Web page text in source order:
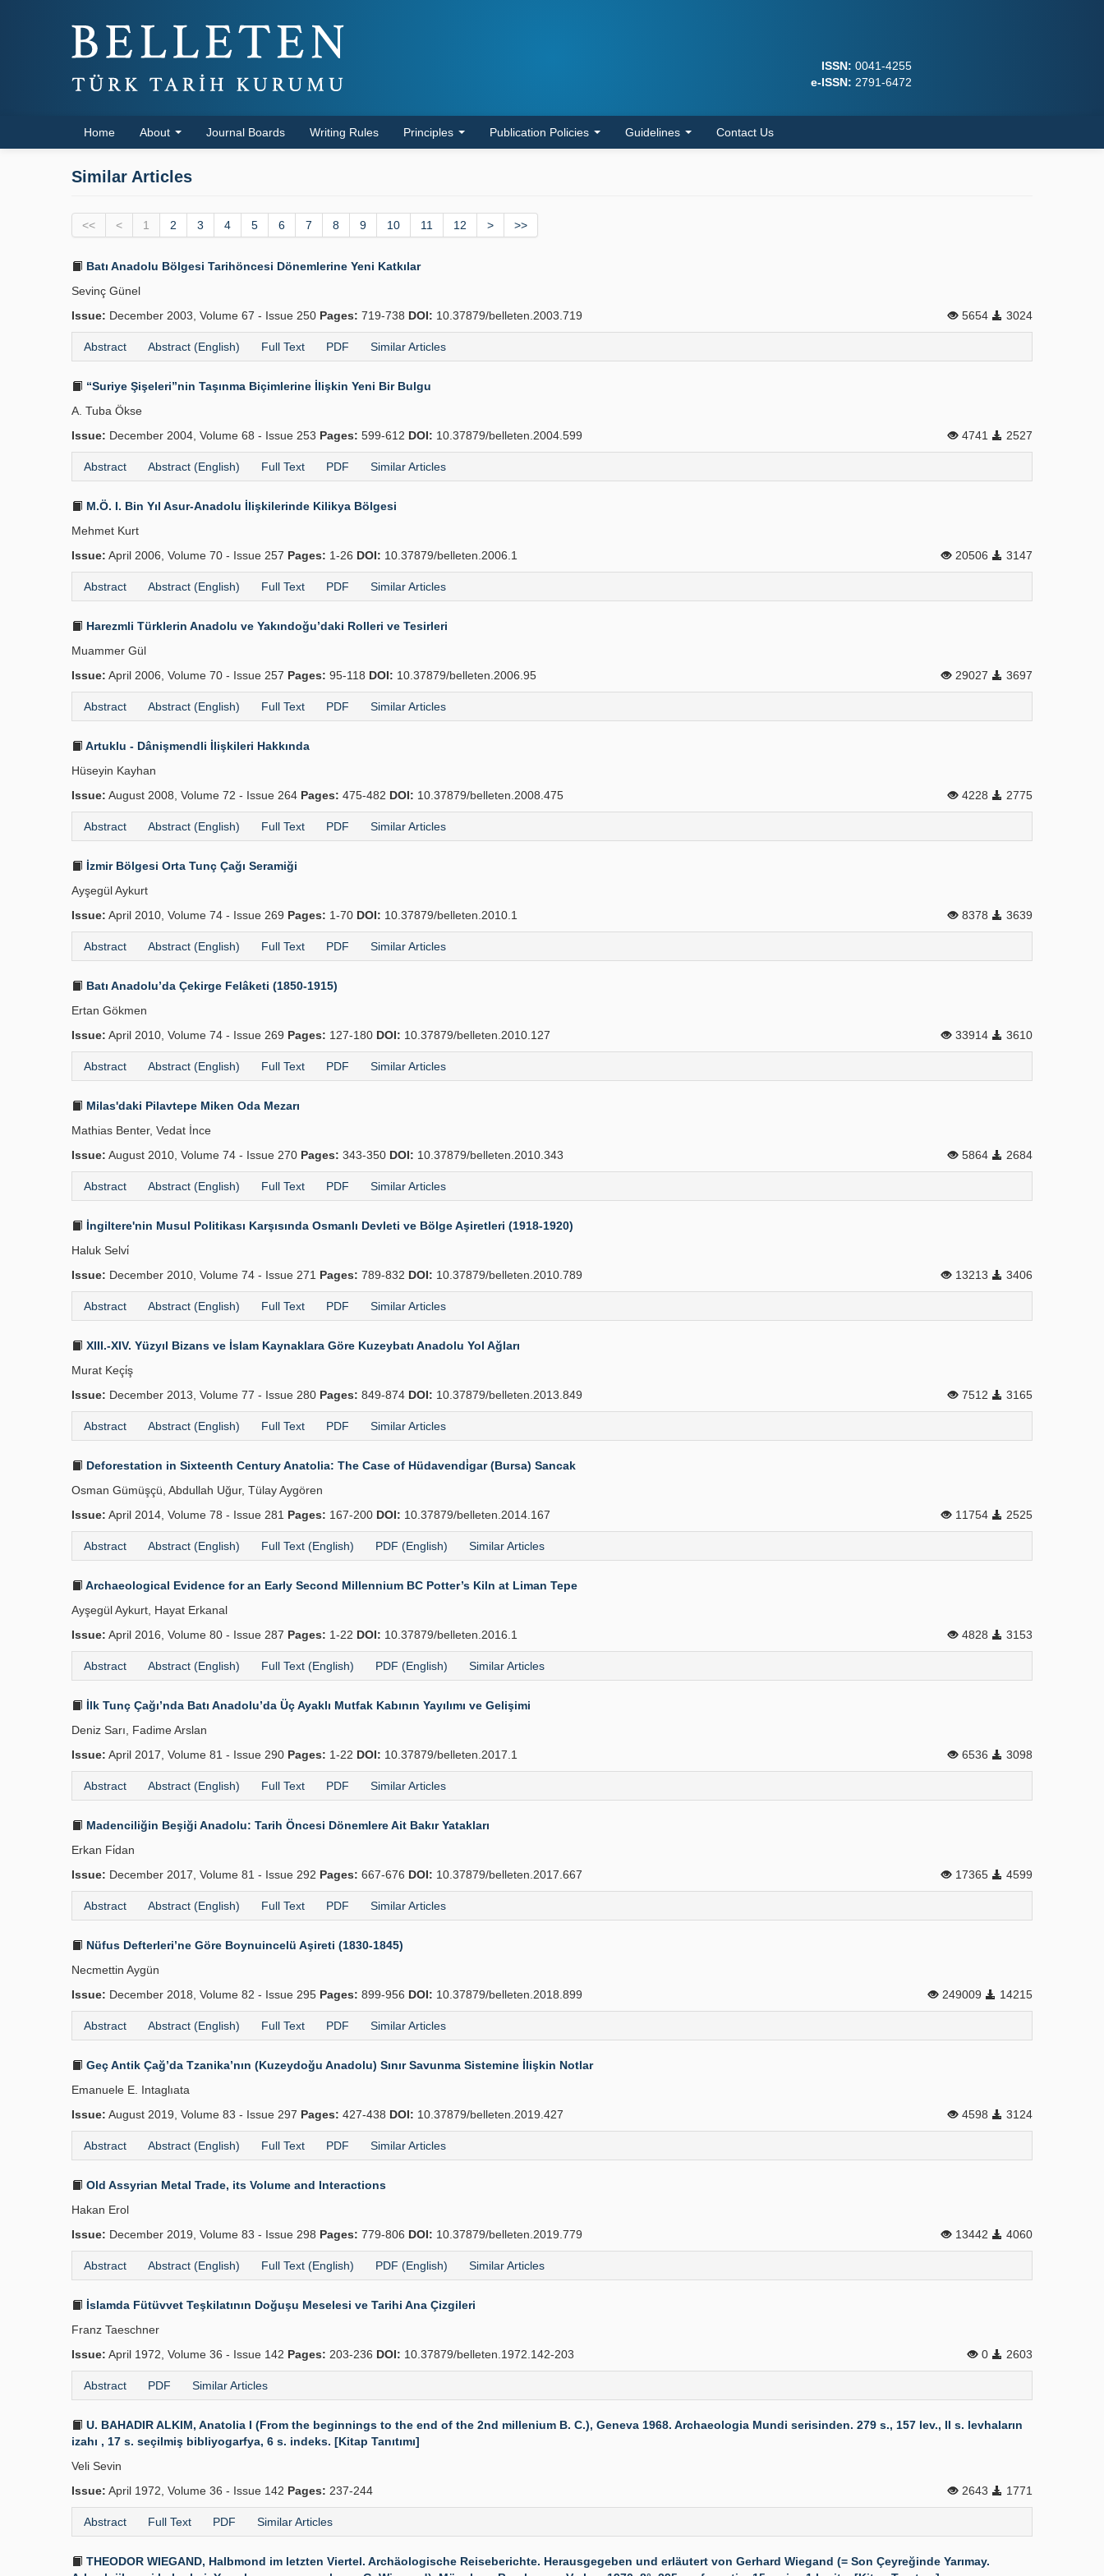
ISSN: 0041-4255
e-ISSN: 2791-6472
Home About Journal Boards Writing Rules Principles Publication Policies Guidelines Contact Us
Similar Articles
<< < 1 2 3 4 5 6 7 8 9 10 11 12 > >>
Batı Anadolu Bölgesi Tarihöncesi Dönemlerine Yeni Katkılar
Sevinç Günel
Issue: December 2003, Volume 67 - Issue 250 Pages: 719-738 DOI: 10.37879/belleten.2003.719 5654 3024
Abstract Abstract (English) Full Text PDF Similar Articles
“Suriye Şişeleri”nin Taşınma Biçimlerine İlişkin Yeni Bir Bulgu
A. Tuba Ökse
Issue: December 2004, Volume 68 - Issue 253 Pages: 599-612 DOI: 10.37879/belleten.2004.599 4741 2527
Abstract Abstract (English) Full Text PDF Similar Articles
M.Ö. I. Bin Yıl Asur-Anadolu İlişkilerinde Kilikya Bölgesi
Mehmet Kurt
Issue: April 2006, Volume 70 - Issue 257 Pages: 1-26 DOI: 10.37879/belleten.2006.1 20506 3147
Abstract Abstract (English) Full Text PDF Similar Articles
Harezmli Türklerin Anadolu ve Yakındoğu’daki Rolleri ve Tesirleri
Muammer Gül
Issue: April 2006, Volume 70 - Issue 257 Pages: 95-118 DOI: 10.37879/belleten.2006.95 29027 3697
Abstract Abstract (English) Full Text PDF Similar Articles
Artuklu - Dânişmendli İlişkileri Hakkında
Hüseyin Kayhan
Issue: August 2008, Volume 72 - Issue 264 Pages: 475-482 DOI: 10.37879/belleten.2008.475 4228 2775
Abstract Abstract (English) Full Text PDF Similar Articles
İzmir Bölgesi Orta Tunç Çağı Seramiği
Ayşegül Aykurt
Issue: April 2010, Volume 74 - Issue 269 Pages: 1-70 DOI: 10.37879/belleten.2010.1 8378 3639
Abstract Abstract (English) Full Text PDF Similar Articles
Batı Anadolu’da Çekirge Felâketi (1850-1915)
Ertan Gökmen
Issue: April 2010, Volume 74 - Issue 269 Pages: 127-180 DOI: 10.37879/belleten.2010.127 33914 3610
Abstract Abstract (English) Full Text PDF Similar Articles
Milas'daki Pilavtepe Miken Oda Mezarı
Mathias Benter, Vedat İnce
Issue: August 2010, Volume 74 - Issue 270 Pages: 343-350 DOI: 10.37879/belleten.2010.343 5864 2684
Abstract Abstract (English) Full Text PDF Similar Articles
İngiltere'nin Musul Politikası Karşısında Osmanlı Devleti ve Bölge Aşiretleri (1918-1920)
Haluk Selvi̇
Issue: December 2010, Volume 74 - Issue 271 Pages: 789-832 DOI: 10.37879/belleten.2010.789 13213 3406
Abstract Abstract (English) Full Text PDF Similar Articles
XIII.-XIV. Yüzyıl Bizans ve İslam Kaynaklara Göre Kuzeybatı Anadolu Yol Ağları
Murat Keçi̇ş
Issue: December 2013, Volume 77 - Issue 280 Pages: 849-874 DOI: 10.37879/belleten.2013.849 7512 3165
Abstract Abstract (English) Full Text PDF Similar Articles
Deforestation in Sixteenth Century Anatolia: The Case of Hüdavendi̇gar (Bursa) Sancak
Osman Gümüşçü, Abdullah Uğur, Tülay Aygören
Issue: April 2014, Volume 78 - Issue 281 Pages: 167-200 DOI: 10.37879/belleten.2014.167 11754 2525
Abstract Abstract (English) Full Text (English) PDF (English) Similar Articles
Archaeological Evidence for an Early Second Millennium BC Potter’s Kiln at Liman Tepe
Ayşegül Aykurt, Hayat Erkanal
Issue: April 2016, Volume 80 - Issue 287 Pages: 1-22 DOI: 10.37879/belleten.2016.1 4828 3153
Abstract Abstract (English) Full Text (English) PDF (English) Similar Articles
İlk Tunç Çağı’nda Batı Anadolu’da Üç Ayaklı Mutfak Kabının Yayılımı ve Gelişimi
Deniz Sarı, Fadime Arslan
Issue: April 2017, Volume 81 - Issue 290 Pages: 1-22 DOI: 10.37879/belleten.2017.1 6536 3098
Abstract Abstract (English) Full Text PDF Similar Articles
Madenciliğin Beşiği Anadolu: Tarih Öncesi Dönemlere Ait Bakır Yatakları
Erkan Fi̇dan
Issue: December 2017, Volume 81 - Issue 292 Pages: 667-676 DOI: 10.37879/belleten.2017.667 17365 4599
Abstract Abstract (English) Full Text PDF Similar Articles
Nüfus Defterleri’ne Göre Boynuincelü Aşireti (1830-1845)
Necmettin Aygün
Issue: December 2018, Volume 82 - Issue 295 Pages: 899-956 DOI: 10.37879/belleten.2018.899 249009 14215
Abstract Abstract (English) Full Text PDF Similar Articles
Geç Antik Çağ’da Tzanika’nın (Kuzeydoğu Anadolu) Sınır Savunma Sistemine İlişkin Notlar
Emanuele E. Intaglıata
Issue: August 2019, Volume 83 - Issue 297 Pages: 427-438 DOI: 10.37879/belleten.2019.427 4598 3124
Abstract Abstract (English) Full Text PDF Similar Articles
Old Assyrian Metal Trade, its Volume and Interactions
Hakan Erol
Issue: December 2019, Volume 83 - Issue 298 Pages: 779-806 DOI: 10.37879/belleten.2019.779 13442 4060
Abstract Abstract (English) Full Text (English) PDF (English) Similar Articles
İslamda Fütüvvet Teşkilatının Doğuşu Meselesi ve Tarihi Ana Çizgileri
Franz Taeschner
Issue: April 1972, Volume 36 - Issue 142 Pages: 203-236 DOI: 10.37879/belleten.1972.142-203 0 2603
Abstract PDF Similar Articles
U. BAHADIR ALKIM, Anatolia I (From the beginnings to the end of the 2nd millenium B. C.), Geneva 1968. Archaeologia Mundi serisinden. 279 s., 157 lev., II s. levhaların
izahı , 17 s. seçilmiş bibliyogarfya, 6 s. indeks. [Kitap Tanıtımı]
Veli Sevin
Issue: April 1972, Volume 36 - Issue 142 Pages: 237-244 2643 1771
Abstract Full Text PDF Similar Articles
THEODOR WIEGAND, Halbmond im letzten Viertel. Archäologische Reiseberichte. Herausgegeben und erläutert von Gerhard Wiegand (= Son Çeyreğinde Yarımay.